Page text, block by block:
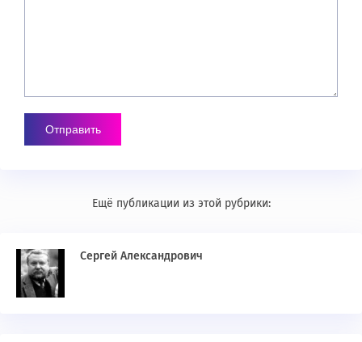
Ещё публикации из этой рубрики:
Сергей Александрович